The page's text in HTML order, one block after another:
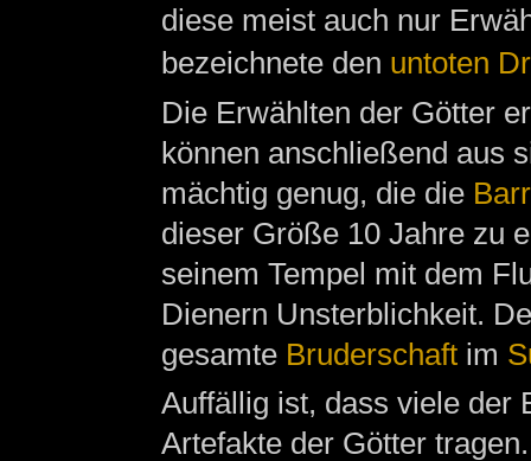
diese meist auch nur
bezeichnete den untoten
Die Erwählten der Götter
können anschließend aus
mächtig genug, die die
dieser Größe 10 Jahre zu
seinem Tempel mit dem
Dienern Unsterblichkeit.
gesamte Bruderschaftim
Auffällig ist, dass viele der
Artefakte der Götter tragen.